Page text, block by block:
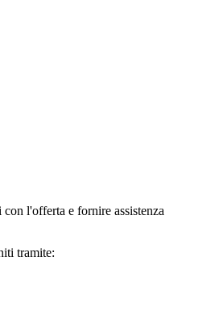
l'offerta e fornire assistenza
tramite: